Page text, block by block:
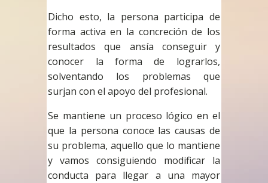
Dicho esto, la persona participa de
forma activa en la concreción de los
resultados que ansía conseguir y
conocer la forma de lograrlos,
solventando los problemas que
surjan con el apoyo del profesional.
Se mantiene un proceso lógico en el
que la persona conoce las causas de
su problema, aquello que lo mantiene
y vamos consiguiendo modificar la
conducta para llegar a una mayor